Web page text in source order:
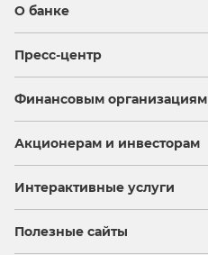
О банке
Пресс-центр
Финансовым организациям
Акционерам и инвесторам
Интерактивные услуги
Полезные сайты